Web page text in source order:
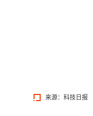
来源：科技日报